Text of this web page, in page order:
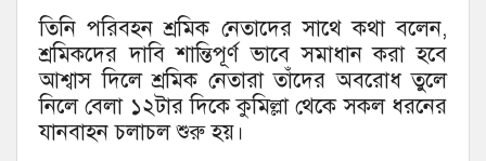
তিনি পরিবহন শ্রমিক নেতাদের সাথে কথা বলেন,
শ্রমিকদের দাবি শান্তিপূর্ণ ভাবে সমাধান করা হবে
আশ্বাস দিলে শ্রমিক নেতারা তাঁদের অবরোধ তুলে
নিলে বেলা ১২টার দিকে কুমিল্লা থেকে সকল ধরনের
যানবাহন চলাচল শুরু হয়।